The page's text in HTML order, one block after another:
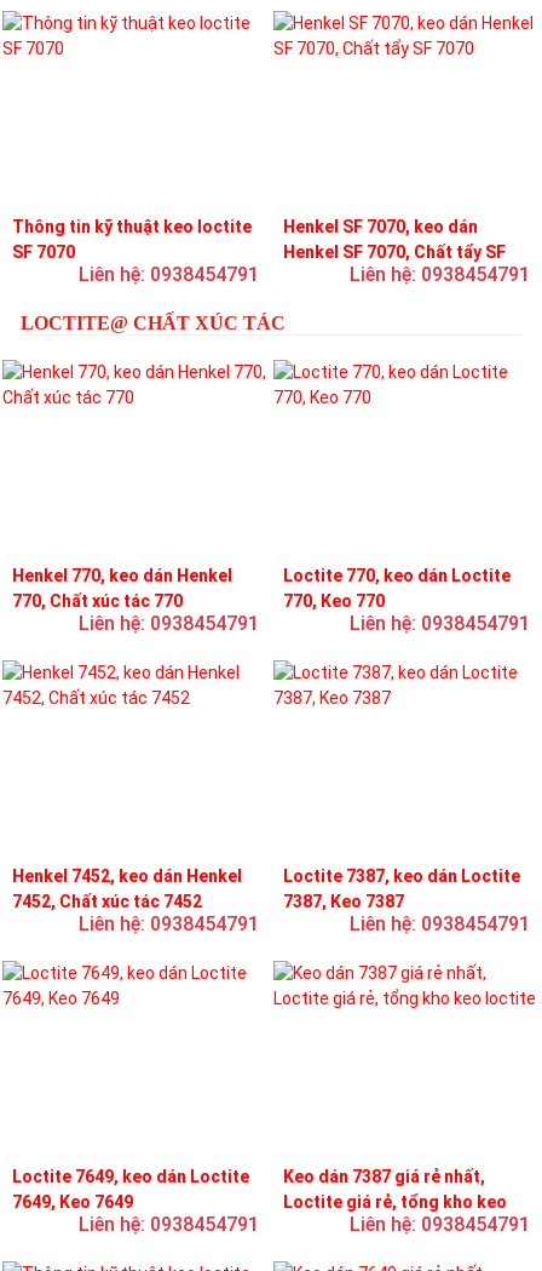
Thông tin kỹ thuật keo loctite
SF 7070
Liên hệ: 0938454791
Henkel SF 7070, keo dán
Henkel SF 7070, Chất tẩy SF
Liên hệ: 0938454791
LOCTITE@ CHẤT XÚC TÁC
Henkel 770, keo dán Henkel
770, Chất xúc tác 770
Liên hệ: 0938454791
Loctite 770, keo dán Loctite
770, Keo 770
Liên hệ: 0938454791
Henkel 7452, keo dán Henkel
7452, Chất xúc tác 7452
Liên hệ: 0938454791
Loctite 7387, keo dán Loctite
7387, Keo 7387
Liên hệ: 0938454791
Loctite 7649, keo dán Loctite
7649, Keo 7649
Liên hệ: 0938454791
Keo dán 7387 giá rẻ nhất,
Loctite giá rẻ, tổng kho keo
Liên hệ: 0938454791